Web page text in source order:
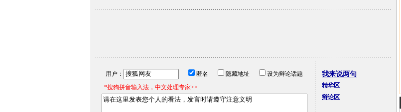
用户： 匿名 隐藏地址
设为辩论话题
*搜狗拼音输入法，中文处理专家>>
我来说两句
精华区
辩论区